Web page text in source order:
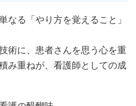
なる「やり方を覚えること」
術に、患者さんを思う心を重
重ねが、看護師としての成